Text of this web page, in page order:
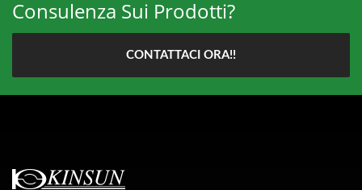
Consulenza Sui Prodotti?
CONTATTACI ORA!!